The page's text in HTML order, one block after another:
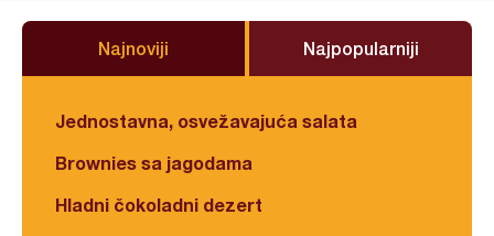
Najnoviji Najpopularniji
Jednostavna, osvežavajuća salata
Brownies sa jagodama
Hladni čokoladni dezert